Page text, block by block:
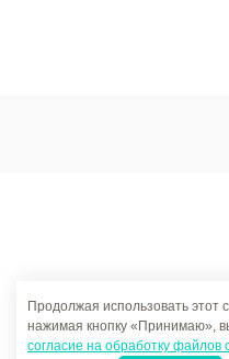
Продолжая использовать этот
нажимая кнопку «Принимаю»,
согласие на обработку файлов